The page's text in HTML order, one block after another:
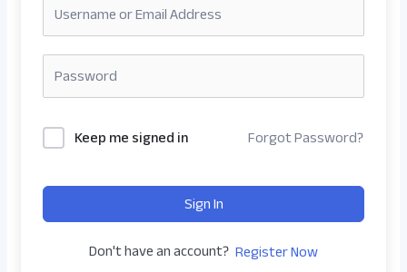
Keep me signed in Forgot Password?
Sign In
Don't have an account? Register Now